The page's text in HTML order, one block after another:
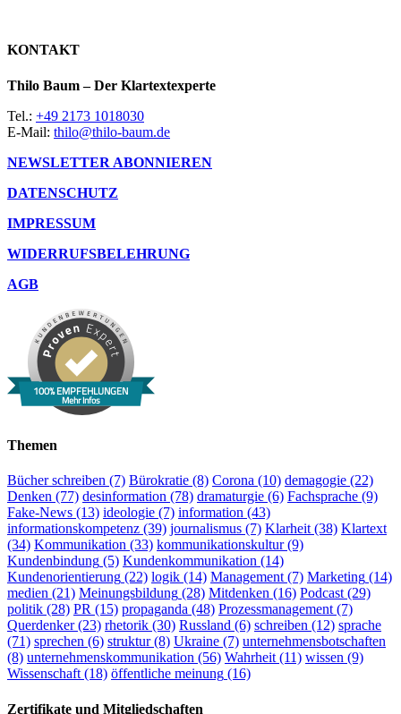
KONTAKT
Thilo Baum – Der Klartextexperte
Tel.: +49 2173 1018030
E-Mail: thilo@thilo-baum.de
NEWSLETTER ABONNIEREN
DATENSCHUTZ
IMPRESSUM
WIDERRUFSBELEHRUNG
AGB
100% EMPFEHLUNGEN
Mehr Infos
Themen
Bücher schreiben (7) Bürokratie (8) Corona (10) demagogie (22)
Denken (77) desinformation (78) dramaturgie (6) Fachsprache (9)
Fake-News (13) ideologie (7) information (43)
informationskompetenz (39) journalismus (7) Klarheit (38) Klartext
(34) Kommunikation (33) kommunikationskultur(9)
Kundenbindung (5) Kundenkommunikation (14)
Kundenorientierung (22) logik (14) Management (7) Marketing (14)
medien (21) Meinungsbildung (28) Mitdenken (16) Podcast (29)
politik (28) PR (15) propaganda (48) Prozessmanagement (7)
Querdenker(23) rhetorik (30) Russland (6) schreiben (12) sprache
(71) sprechen (6) struktur(8) Ukraine (7) unternehmensbotschaften
(8) unternehmenskommunikation (56) Wahrheit (11) wissen (9)
Wissenschaft (18) öffentliche meinung (16)
Zertifikate und Mitgliedschaften